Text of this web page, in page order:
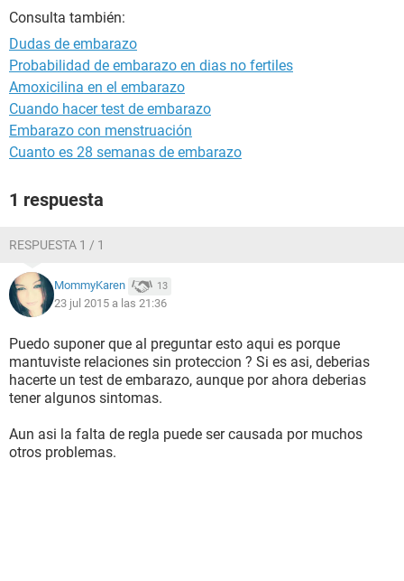
Consulta también:
Dudas de embarazo
Probabilidad de embarazo en dias no fertiles
Amoxicilina en el embarazo
Cuando hacer test de embarazo
Embarazo con menstruación
Cuanto es 28 semanas de embarazo
1 respuesta
RESPUESTA 1 / 1
MommyKaren 13
23 jul 2015 a las 21:36
Puedo suponer que al preguntar esto aqui es porque
mantuviste relaciones sin proteccion ? Si es asi, deberias
hacerte un test de embarazo, aunque por ahora deberias
tener algunos sintomas.
Aun asi la falta de regla puede ser causada por muchos
otros problemas.